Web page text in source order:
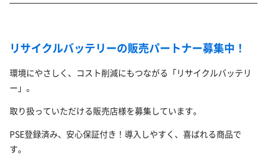
リサイクルバッテリーの販売パートナー募集中！
環境にやさしく、コスト削減にもつながる「リサイクルバッテリ
ー」。
取り扱っていただける販売店様を募集しています。
PSE登録済み、安心保証付き！導入しやすく、喜ばれる商品で
す。